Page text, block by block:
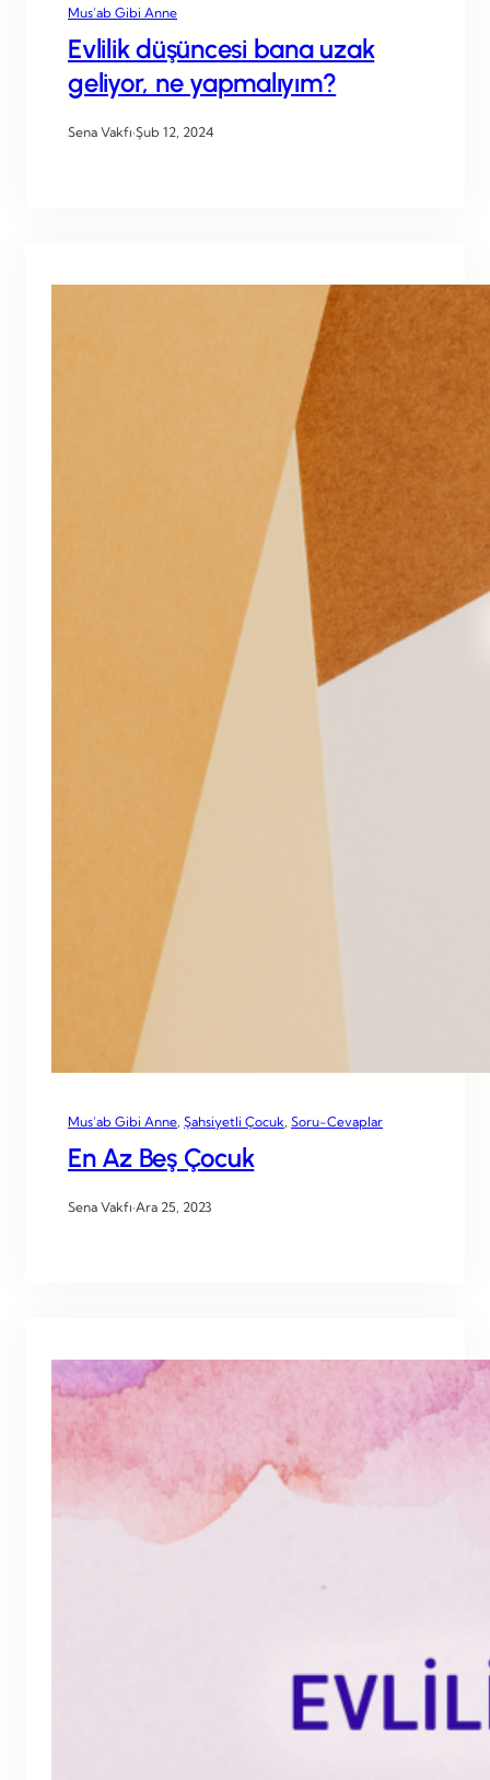
Mus’ab Gibi Anne
Evlilik düşüncesi bana uzak
geliyor, ne yapmalıyım?
Sena Vakfı·Şub 12, 2024
Mus’ab Gibi Anne Şahsiyetli Çocuk Soru-Cevaplar
En Az Beş Çocuk
Sena Vakfı·Ara 25, 2023